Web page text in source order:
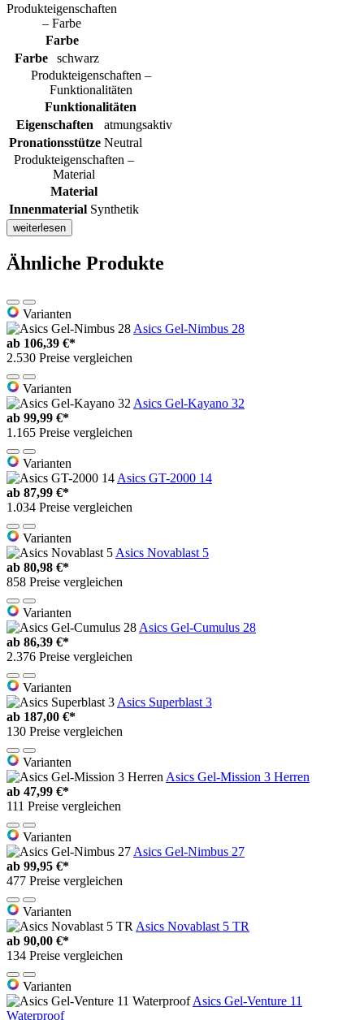
Produkteigenschaften
– Farbe
Farbe
Farbe
schwarz
Produkteigenschaften –
Funktionalitäten
Funktionalitäten
Eigenschaften
atmungsaktiv
Pronationsstütze Neutral
Produkteigenschaften –
Material
Material
Innenmaterial Synthetik
weiterlesen
Ähnliche Produkte
Varianten
Asics Gel-Nimbus 28
ab 106,39 €*
2.530 Preise vergleichen
Varianten
Asics Gel-Kayano 32
ab 99,99 €*
1.165 Preise vergleichen
Varianten
Asics GT-2000 14
ab 87,99 €*
1.034 Preise vergleichen
Varianten
Asics Novablast 5
ab 80,98 €*
858 Preise vergleichen
Varianten
Asics Gel-Cumulus 28
ab 86,39 €*
2.376 Preise vergleichen
Varianten
Asics Superblast 3
ab 187,00 €*
130 Preise vergleichen
Varianten
Asics Gel-Mission 3 Herren
ab 47,99 €*
111 Preise vergleichen
Varianten
Asics Gel-Nimbus 27
ab 99,95 €*
477 Preise vergleichen
Varianten
Asics Novablast 5 TR
ab 90,00 €*
134 Preise vergleichen
Varianten
Asics Gel-Venture 11
Waterproof